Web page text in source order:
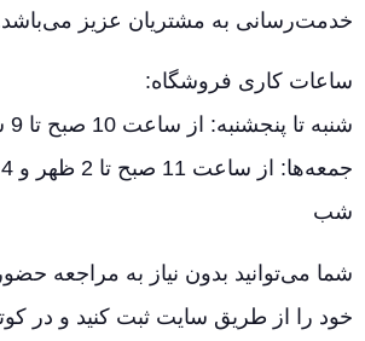
خدمت‌رسانی به مشتریان عزیز
ساعات کاری فروشگاه:
شنبه تا پنجشنبه: از ساعت 10 صبح تا 9 شب
شب
شما می‌توانید بدون نیاز به مراجعه
خود را از طریق سایت ثبت کنید و در